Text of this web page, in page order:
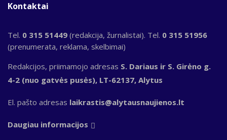
Kontaktai
Tel. 0 315 51449 (redakcija, žurnalistai). Tel. 0 315 51956
(prenumerata, reklama, skelbimai)
Redakcijos, priimamojo adresas S. Dariaus ir S. Girėno g.
4-2 (nuo gatvės pusės), LT-62137, Alytus
El. pašto adresas laikrastis@alytausnaujienos.lt
Daugiau informacijos